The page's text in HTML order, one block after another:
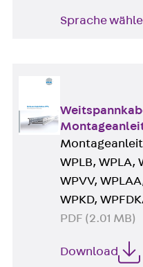
Sprache
WPLB, WPLA,
WPVV,
WPKD,
PDF (2.01 MB)
Download